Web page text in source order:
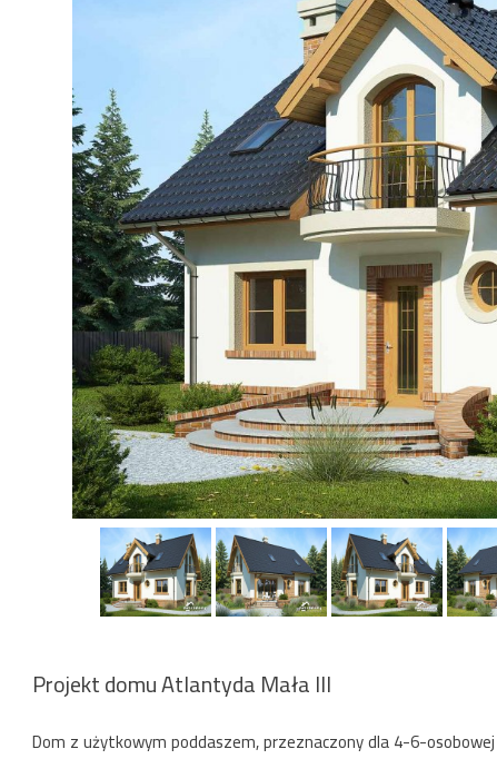
Projekt domu Atlantyda Mała III
Dom z użytkowym poddaszem, przeznaczony dla 4-6-